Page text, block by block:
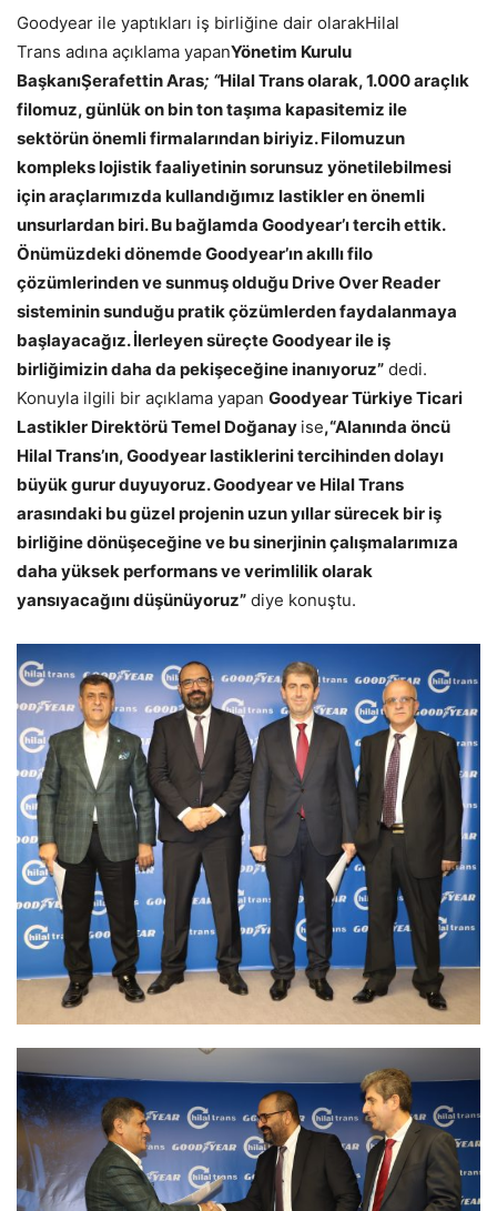
Goodyear ile yaptıkları iş birliğine dair olarakHilal
Trans adına açıklama yapanYönetim Kurulu
BaşkanıŞerafettin Aras; “Hilal Trans olarak, 1.000 araçlık
filomuz, günlük on bin ton taşıma kapasitemiz ile
sektörün önemli firmalarından biriyiz. Filomuzun
kompleks lojistik faaliyetinin sorunsuz yönetilebilmesi
için araçlarımızda kullandığımız lastikler en önemli
unsurlardan biri. Bu bağlamda Goodyear’ı tercih ettik.
Önümüzdeki dönemde Goodyear’ın akıllı filo
çözümlerinden ve sunmuş olduğu Drive Over Reader
sisteminin sunduğu pratik çözümlerden faydalanmaya
başlayacağız. İlerleyen süreçte Goodyear ile iş
birliğimizin daha da pekişeceğine inanıyoruz” dedi.
Konuyla ilgili bir açıklama yapan Goodyear Türkiye Ticari
Lastikler Direktörü Temel Doğanay ise,“Alanında öncü
Hilal Trans’ın, Goodyear lastiklerini tercihinden dolayı
büyük gurur duyuyoruz. Goodyear ve Hilal Trans
arasındaki bu güzel projenin uzun yıllar sürecek bir iş
birliğine dönüşeceğine ve bu sinerjinin çalışmalarımıza
daha yüksek performans ve verimlilik olarak
yansıyacağını düşünüyoruz” diye konuştu.